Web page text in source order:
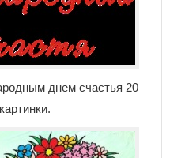
днем счастья 20